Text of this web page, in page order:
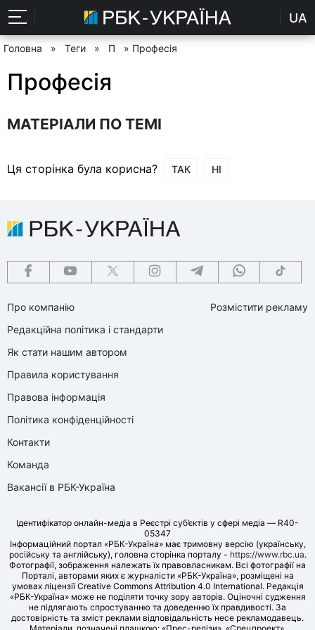
UA
Головна » Теги » П » Професія
Професія
МАТЕРІАЛИ ПО ТЕМІ
Ця сторінка була корисна? ТАК НІ
Про компанію
Редакційна політика і стандарти
Як стати нашим автором
Правила користування
Правова інформація
Політика конфіденційності
Контакти
Команда
Вакансії в РБК-Україна
Розмістити рекламу
Ідентифікатор онлайн-медіа в Реєстрі суб’єктів у сфері медіа — R40-
05347
Інформаційний портал «РБК-Україна» має тримовну версію (українську,
російську та англійську), головна сторінка порталу - https://www.rbc.ua.
Фотографії, зображення належать їх правовласникам. Всі фотографії на
Порталі, авторами яких є журналісти «РБК-Україна», розміщені на
умовах ліцензії Creative Commons Attribution 4.0 International. Редакція
«РБК-Україна» може не поділяти точку зору авторів. Оціночні судження
не підлягають спростуванню та доведенню їх правдивості. За
достовірність та зміст реклами відповідальність несе рекламодавець.